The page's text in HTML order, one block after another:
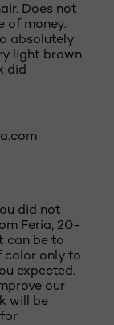
Does not
of money.
absolutely
light brown
did
did not
Feria, 20-
can be to
color only to
expected.
our
will be